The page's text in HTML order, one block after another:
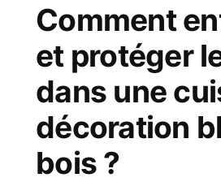
Comment
et protéger
dans une
décoration
bois ?